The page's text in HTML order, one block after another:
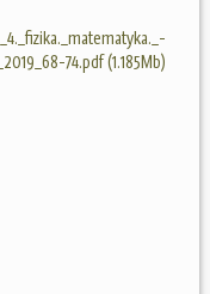
74.pdf (1.185Mb)